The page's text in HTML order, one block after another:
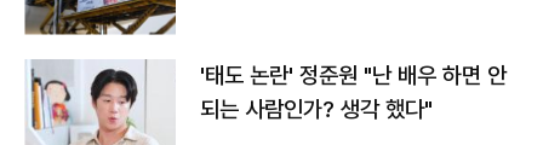
'태도 논란' 정준원 "난 배우 하면 안
되는 사람인가? 생각 했다"